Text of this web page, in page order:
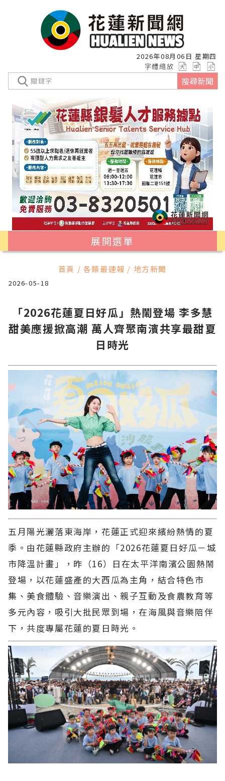
2026年08月06日 星期四
字體縮放
搜尋新聞
展開選單
首頁 / 各類最速報 / 地方新聞
2026-05-18
「2026花蓮夏日好瓜」熱鬧登場 李多慧
甜美應援掀高潮 萬人齊聚南濱共享最甜夏
日時光
五月陽光灑落東海岸，花蓮正式迎來繽紛熱情的夏
季。由花蓮縣政府主辦的「2026花蓮夏日好瓜－城
市降溫計畫」，昨（16）日在太平洋南濱公園熱鬧
登場，以花蓮盛產的大西瓜為主角，結合特色市
集、美食體驗、音樂演出、親子互動及食農教育等
多元內容，吸引大批民眾到場，在海風與音樂陪伴
下，共度專屬花蓮的夏日時光。